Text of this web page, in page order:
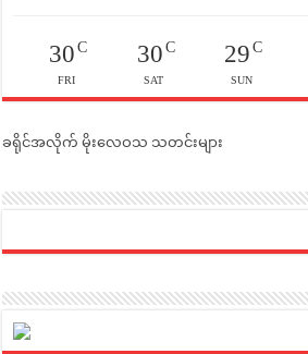
30C
FRI
30C
SAT
29 C
SUN
ခရိုင်အလိုက် မိုးလေဝသ သတင်းများ